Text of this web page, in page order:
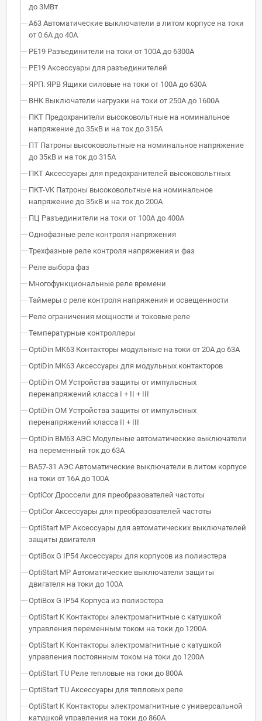
до 3МВт
А63 Автоматические выключатели в литом корпусе на токи
от 0.6А до 40А
РЕ19 Разъединители на токи от 100А до 6300А
РЕ19 Аксессуары для разъединителей
ЯРП. ЯРВ Ящики силовые на токи от 100А до 630А
ВНК Выключатели нагрузки на токи от 250А до 1600А
ПКТ Предохранители высоковольтные на номинальное
напряжение до 35кВ и на ток до 315А
ПТ Патроны высоковольтные на номинальное напряжение
до 35кВ и на ток до 315А
ПКТ Аксессуары для предохранителей высоковольтных
ПКТ-VK Патроны высоковольтные на номинальное
напряжение до 35кВ и на ток до 200А
ПЦ Разъединители на токи от 100А до 400А
Однофазные реле контроля напряжения
Трехфазные реле контроля напряжения и фаз
Реле выбора фаз
Многофункциональные реле времени
Таймеры с реле контроля напряжения и освещенности
Реле ограничения мощности и токовые реле
Температурные контроллеры
OptiDin MK63 Контакторы модульные на токи от 20А до 63А
OptiDin MK63 Аксессуары для модульных контакторов
OptiDin OM Устройства защиты от импульсных
перенапряжений класса I + II + III
OptiDin OM Устройства защиты от импульсных
перенапряжений класса II + III
OptiDin BM63 АЭС Модульные автоматические выключатели
на переменный ток до 63А
ВА57-31 АЭС Автоматические выключатели в литом корпусе
на токи от 16А до 100А
OptiCor Дроссели для преобразователей частоты
OptiCor Аксессуары для преобразователей частоты
OptiStart MP Аксессуары для автоматических выключателей
защиты двигателя
OptiBox G IP54 Аксессуары для корпусов из полиэстера
OptiStart MP Автоматические выключатели защиты
двигателя на токи до 100А
OptiBox G IP54 Корпуса из полиэстера
OptiStart K Контакторы электромагнитные с катушкой
управления переменным током на токи до 1200А
OptiStart K Контакторы электромагнитные с катушкой
управления постоянным током на токи до 1200А
OptiStart TU Реле тепловые на токи до 800А
OptiStart TU Аксессуары для тепловых реле
OptiStart K Контакторы электромагнитные с универсальной
катушкой управления на токи до 860А